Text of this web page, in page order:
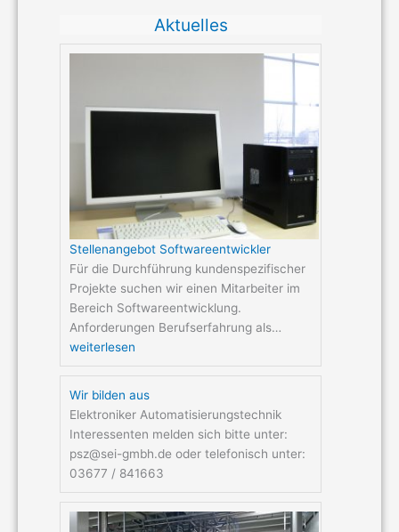
Aktuelles
Stellenangebot Softwareentwickler
Für die Durchführung kundenspezifischer
Projekte suchen wir einen Mitarbeiter im
Bereich Softwareentwicklung.
Anforderungen Berufserfahrung als…
weiterlesen
Wir bilden aus
Elektroniker Automatisierungstechnik
Interessenten melden sich bitte unter:
psz@sei-gmbh.de oder telefonisch unter:
03677 / 841663
Energien
Anlagen